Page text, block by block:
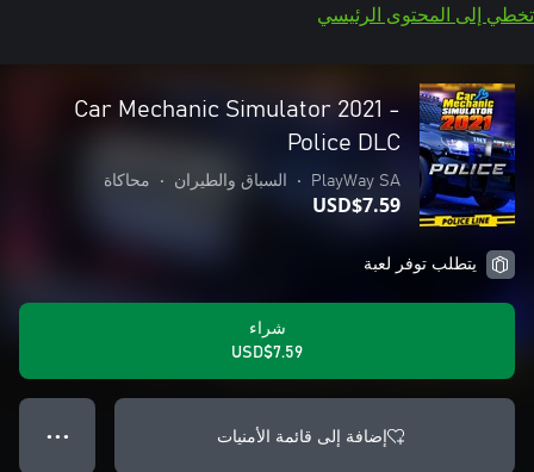
تخطي إلى المحتوى الرئيسي
Car Mechanic Simulator 2021 -
Police DLC
PlayWay SA
• السباق والطيران • محاكاة
USD$7.59
يتطلب توفر لعبة
شراء
USD$7.59
إضافة إلى قائمة الأمنيات ● ● ●